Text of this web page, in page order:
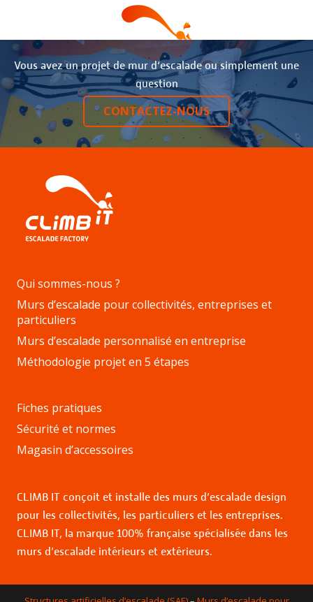
Vous avez un projet de mur d‘escalade ou simplement une
question
CONTACTEZ-NOUS
Qui sommes-nous ?
Murs d’escalade pour collectivités, entreprises et
particuliers
Murs d’escalade personnalisé en entreprise
Méthodologie projet en 5 étapes
Fiches pratiques
Sécurité et normes
Magasin d’accessoires
CLIMB IT conçoit et installe des murs d’escalade design
pour les collectivités, les particuliers et les entreprises.
CLIMB IT, la marque 100% française spécialisée dans les
murs d’escalade intérieurs et extérieurs.